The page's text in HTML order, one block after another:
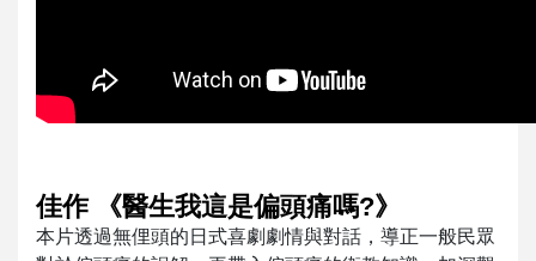
佳作 《醫生我這是偏頭痛嗎?》
本片透過無俚頭的日式喜劇劇情與對話，導正一般民眾